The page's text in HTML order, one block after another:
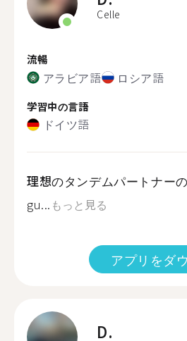
Celle
流暢
アラビア語 ロシア語
学習中の言語
ドイツ語
理想のタンデムパートナー
gu... もっと見る
アプリをダ
D.